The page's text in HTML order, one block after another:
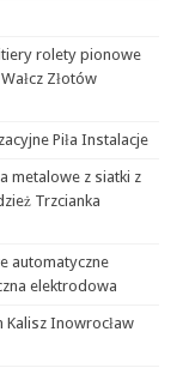
rolety pionowe
Złotów
Piła Instalacje
metalowe z siatki z
Trzcianka
automatyczne
elektrodowa
Kalisz Inowrocław